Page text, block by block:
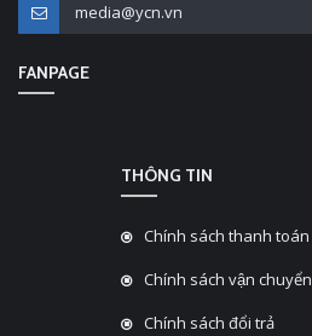
media@ycn.vn
FANPAGE
THÔNG TIN
Chính sách thanh toán
Chính sách vận chuyển
Chính sách đổi trả